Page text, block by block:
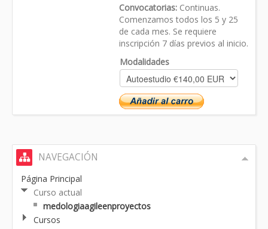
Convocatorias: Continuas.
Comenzamos todos los 5 y 25
de cada mes. Se requiere
inscripción 7 días previos al inicio.
Modalidades
NAVEGACIÓN
Página Principal
Curso actual
medologiaagileenproyectos
Cursos